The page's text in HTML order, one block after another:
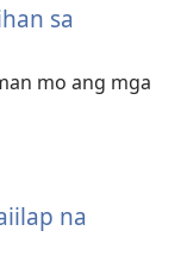
sa
mo ang mga
na